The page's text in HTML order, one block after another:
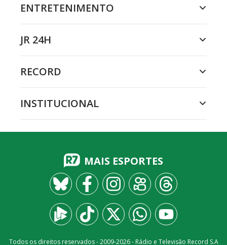
ENTRETENIMENTO
JR 24H
RECORD
INSTITUCIONAL
MAIS ESPORTES
Todos os direitos reservados - 2009-2026- Rádio e Televisão Record S.A